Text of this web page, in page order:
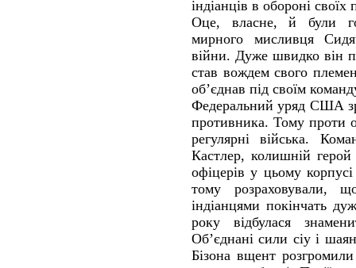
індіанців в обороні своїх
Оце, власне, й були
мирного мисливця
війни. Дуже швидко він
став вождем свого
об’єднав під своїм
Федеральний уряд США
противника. Тому проти
регулярні війська.
Кастлер, колишній герой
офіцерів у цьому
тому розраховували,
індіанцями покінчать
року відбулася
Об’єднані сили сіу і
Бізона вщент